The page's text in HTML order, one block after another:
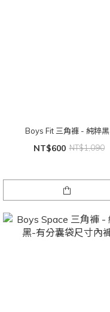
Boys Fit 三角褲 - 純粹黑
NT$600 NT$1,090